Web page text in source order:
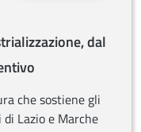
dal
che sostiene gli
Lazio e Marche